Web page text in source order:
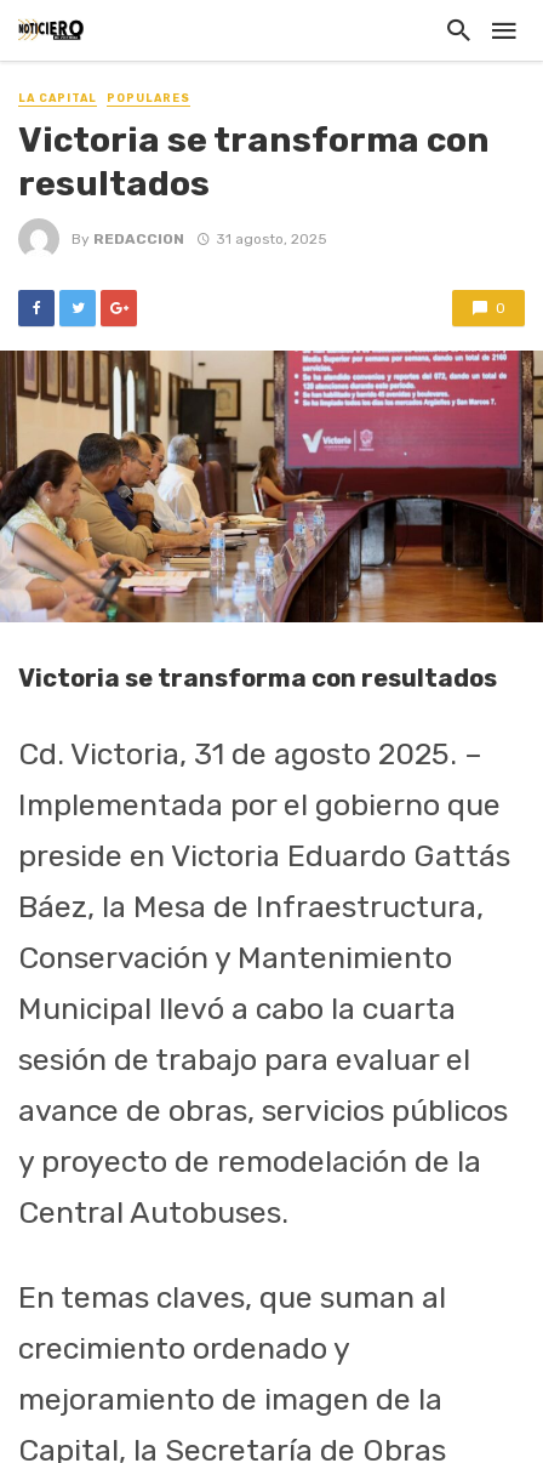
LA CAPITAL POPULARES
Victoria se transforma con
resultados
By REDACCION 31 agosto, 2025
0
Victoria se transforma con resultados
Cd. Victoria, 31 de agosto 2025. –
Implementada por el gobierno que
preside en Victoria Eduardo Gattás
Báez, la Mesa de Infraestructura,
Conservación y Mantenimiento
Municipal llevó a cabo la cuarta
sesión de trabajo para evaluar el
avance de obras, servicios públicos
y proyecto de remodelación de la
Central Autobuses.
En temas claves, que suman al
crecimiento ordenado y
mejoramiento de imagen de la
Capital, la Secretaría de Obras